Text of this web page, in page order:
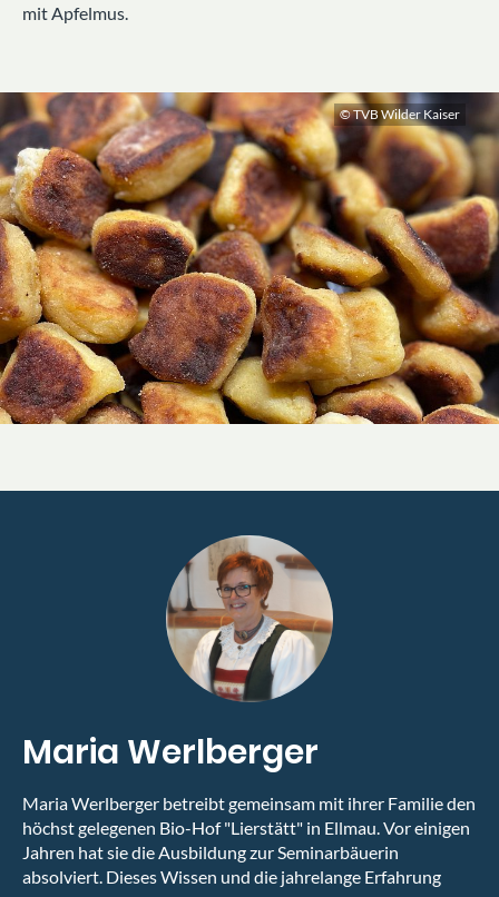
mit Apfelmus.
© TVB Wilder Kaiser
Maria Werlberger
Maria Werlberger betreibt gemeinsam mit ihrer Familie den
höchst gelegenen Bio-Hof "Lierstätt" in Ellmau. Vor einigen
Jahren hat sie die Ausbildung zur Seminarbäuerin
absolviert. Dieses Wissen und die jahrelange Erfahrung